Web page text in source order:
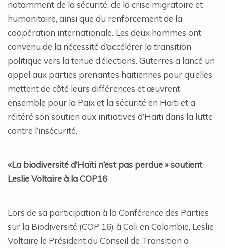
notamment de la sécurité, de la crise migratoire et
humanitaire, ainsi que du renforcement de la
coopération internationale. Les deux hommes ont
convenu de la nécessité d’accélérer la transition
politique vers la tenue d’élections. Guterres a lancé un
appel aux parties prenantes haïtiennes pour qu’elles
mettent de côté leurs différences et œuvrent
ensemble pour la Paix et la sécurité en Haïti et a
réitéré son soutien aux initiatives d’Haïti dans la lutte
contre l’insécurité.
«La biodiversité d’Haïti n’est pas perdue » soutient
Leslie Voltaire à la COP16
Lors de sa participation à la Conférence des Parties
sur la Biodiversité (COP 16) à Cali en Colombie, Leslie
Voltaire le Président du Conseil de Transition a